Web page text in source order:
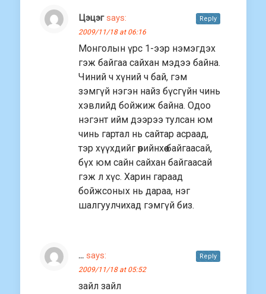
Цэцэг says:
2009/11/18 at 06:16
Монголын үрс 1-ээр нэмэгдэх
гэж байгаа сайхан мэдээ байна.
Чиний ч хүний ч бай, гэм
зэмгүй нэгэн найз бүсгүйн чинь
хэвлийд бойжиж байна. Одоо
нэгэнт ийм дээрээ тулсан юм
чинь гартал нь сайтар асраад,
тэр хүүхдийг өөрийнхөө байгаасай,
бүх юм сайн сайхан байгаасай
гэж л хүс. Харин гараад
бойжсоных нь дараа, нэг
шалгуулчихад гэмгүй биз.
Reply
... says:
2009/11/18 at 05:52
зайл зайл
Reply